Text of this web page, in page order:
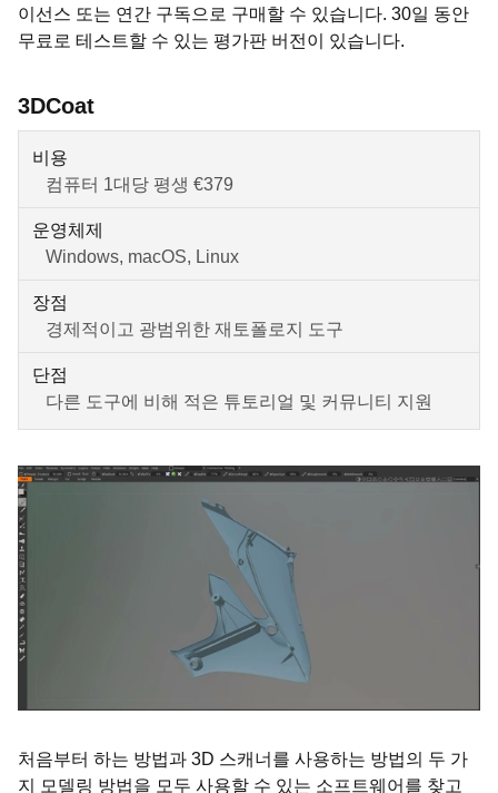
이선스 또는 연간 구독으로 구매할 수 있습니다. 30일 동안
무료로 테스트할 수 있는 평가판 버전이 있습니다.
3DCoat
비용
컴퓨터 1대당 평생 €379
운영체제
Windows, macOS, Linux
장점
경제적이고 광범위한 재토폴로지 도구
단점
다른 도구에 비해 적은 튜토리얼 및 커뮤니티 지원
처음부터 하는 방법과 3D 스캐너를 사용하는 방법의 두 가
지 모델링 방법을 모두 사용할 수 있는 소프트웨어를 찾고